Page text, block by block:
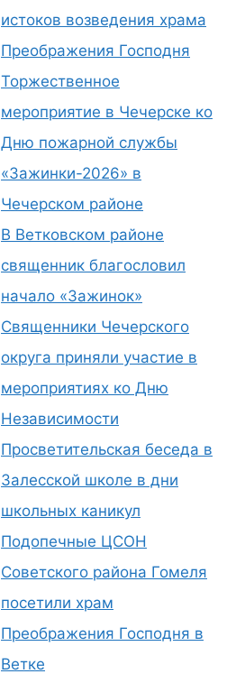
истоков возведения храма
Преображения Господня
Торжественное
мероприятие в Чечерске ко
Дню пожарной службы
«Зажинки-2026» в
Чечерском районе
В Ветковском районе
священник благословил
начало «Зажинок»
Священники Чечерского
округа приняли участие в
мероприятиях ко Дню
Независимости
Просветительская беседа в
Залесской школе в дни
школьных каникул
Подопечные ЦСОН
Советского района Гомеля
посетили храм
Преображения Господня в
Ветке